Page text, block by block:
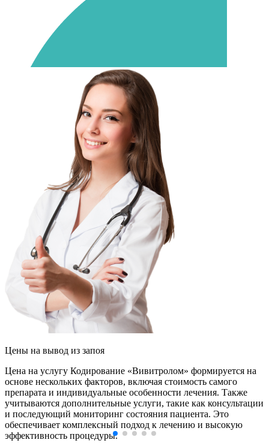
Цены на вывод из запоя
Цена на услугу Кодирование «Вивитролом» формируется на
основе нескольких факторов, включая стоимость самого
препарата и индивидуальные особенности лечения. Также
учитываются дополнительные услуги, такие как консультации
и последующий мониторинг состояния пациента. Это
обеспечивает комплексный подход к лечению и высокую
эффективность процедуры.